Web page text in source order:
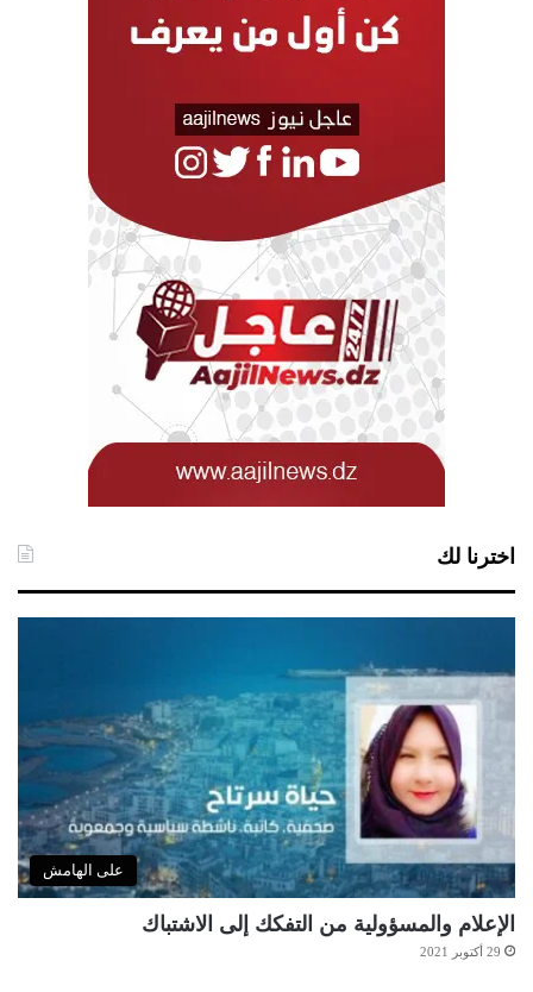
اخترنا لك
على الهامش
الإعلام والمسؤولية من التفكك إلى الاشتباك
29 أكتوبر 2021